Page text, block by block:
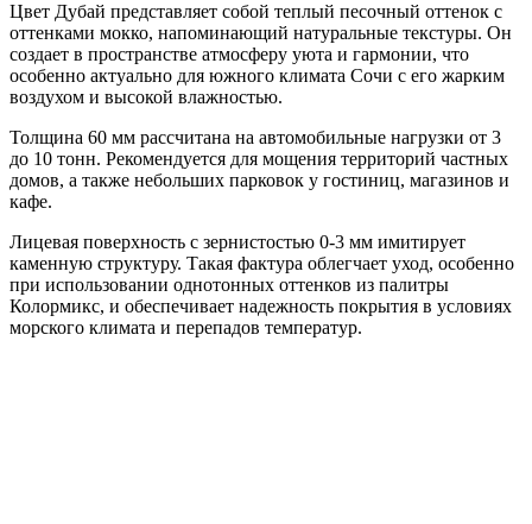
Цвет Дубай представляет собой теплый песочный оттенок с
оттенками мокко, напоминающий натуральные текстуры. Он
создает в пространстве атмосферу уюта и гармонии, что
особенно актуально для южного климата Сочи с его жарким
воздухом и высокой влажностью.
Толщина 60 мм рассчитана на автомобильные нагрузки от 3
до 10 тонн. Рекомендуется для мощения территорий частных
домов, а также небольших парковок у гостиниц, магазинов и
кафе.
Лицевая поверхность с зернистостью 0-3 мм имитирует
каменную структуру. Такая фактура облегчает уход, особенно
при использовании однотонных оттенков из палитры
Колормикс, и обеспечивает надежность покрытия в условиях
морского климата и перепадов температур.